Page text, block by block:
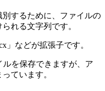
するために、ファイルの
れる文字列です。
」などが拡張子です。
ルを保存できますが、ア
ています。